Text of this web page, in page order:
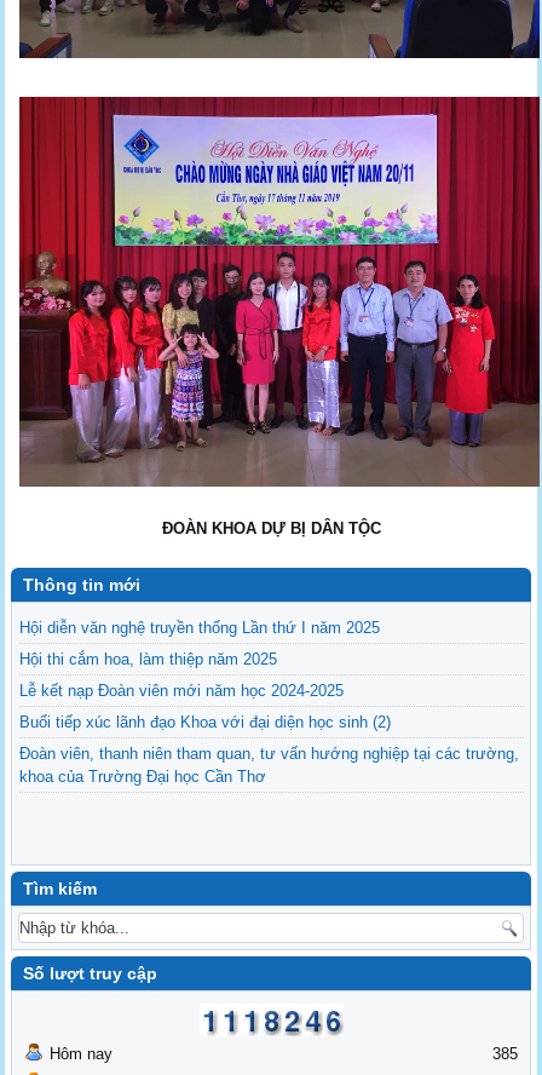
ĐOÀN KHOA DỰ BỊ DÂN TỘC
Thông tin mới
Hội diễn văn nghệ truyền thống Lần thứ I năm 2025
Hội thi cắm hoa, làm thiệp năm 2025
Lễ kết nạp Đoàn viên mới năm học 2024-2025
Buổi tiếp xúc lãnh đạo Khoa với đại diện học sinh (2)
Đoàn viên, thanh niên tham quan, tư vấn hướng nghiệp tại các trường,
khoa của Trường Đại học Cần Thơ
Tìm kiếm
Số lượt truy cập
Hôm nay
385